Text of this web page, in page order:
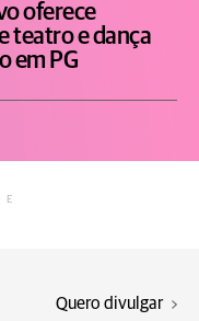
oferece
teatro e dança
em PG
Quero divulgar